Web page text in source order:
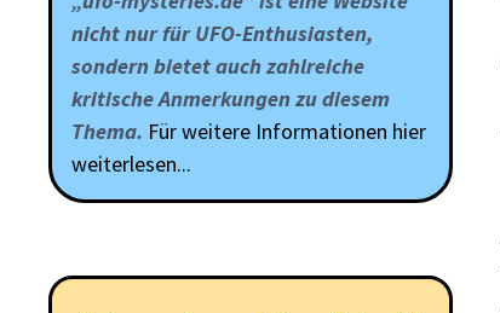
nicht nur für UFO-Enthusiasten,
sondern bietet auch zahlreiche
kritische Anmerkungen zu diesem
Thema. Für weitere Informationen hier
weiterlesen...